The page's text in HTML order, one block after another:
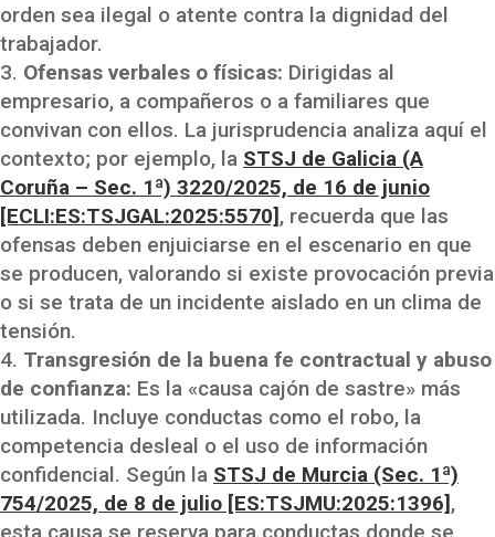
orden sea ilegal o atente contra la dignidad del
trabajador.
Ofensas verbales o físicas: Dirigidas al
empresario, a compañeros o a familiares que
convivan con ellos. La jurisprudencia analiza aquí el
contexto; por ejemplo, la STSJ de Galicia (A
Coruña – Sec. 1ª) 3220/2025, de 16 de junio
[ECLI:ES:TSJGAL:2025:5570], recuerda que las
ofensas deben enjuiciarse en el escenario en que
se producen, valorando si existe provocación previa
o si se trata de un incidente aislado en un clima de
tensión.
Transgresión de la buena fe contractual y abuso
de confianza: Es la «causa cajón de sastre» más
utilizada. Incluye conductas como el robo, la
competencia desleal o el uso de información
confidencial. Según la STSJ de Murcia (Sec. 1ª)
754/2025, de 8 de julio [ES:TSJMU:2025:1396],
esta causa se reserva para conductas donde se